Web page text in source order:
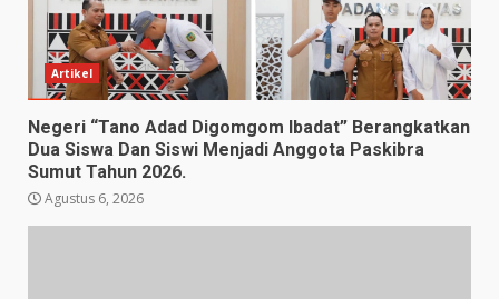
Artikel
Negeri “Tano Adad Digomgom Ibadat” Berangkatkan
Dua Siswa Dan Siswi Menjadi Anggota Paskibra
Sumut Tahun 2026.
Agustus 6, 2026